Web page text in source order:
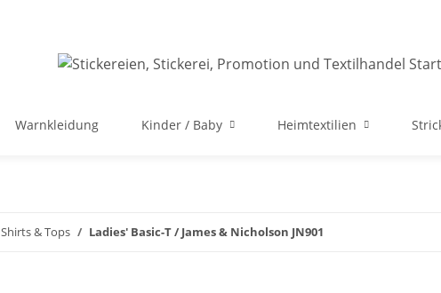
Warnkleidung Kinder / Baby Heimtextilien
Shirts & Tops Ladies' Basic-T / James & Nicholson JN901